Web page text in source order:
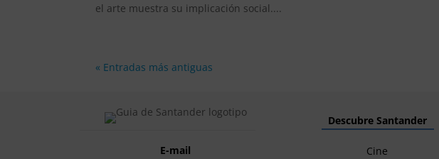
el arte muestra su implicación social....
« Entradas más antiguas
E-mail
Descubre Santander
Cine